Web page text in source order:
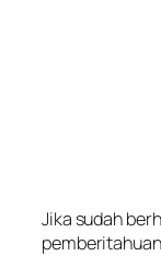
Jika sudah